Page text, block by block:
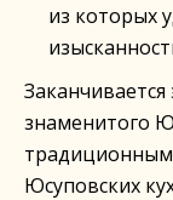
из которых
знаменитого
Юсуповских